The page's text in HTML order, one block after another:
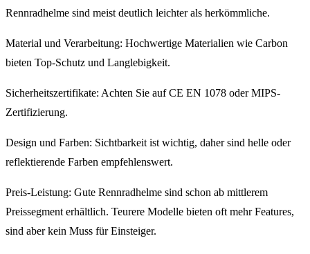
Rennradhelme sind meist deutlich leichter als herkömmliche.
Material und Verarbeitung: Hochwertige Materialien wie Carbon
bieten Top-Schutz und Langlebigkeit.
Sicherheitszertifikate: Achten Sie auf CE EN 1078 oder MIPS-
Zertifizierung.
Design und Farben: Sichtbarkeit ist wichtig, daher sind helle oder
reflektierende Farben empfehlenswert.
Preis-Leistung: Gute Rennradhelme sind schon ab mittlerem
Preissegment erhältlich. Teurere Modelle bieten oft mehr Features,
sind aber kein Muss für Einsteiger.